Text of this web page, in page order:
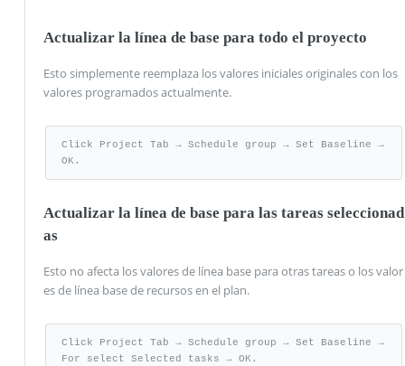
Actualizar la línea de base para todo el proyecto
Esto simplemente reemplaza los valores iniciales originales con los
valores programados actualmente.
Click Project Tab → Schedule group → Set Baseline →
OK.
Actualizar la línea de base para las tareas seleccionad
as
Esto no afecta los valores de línea base para otras tareas o los valor
es de línea base de recursos en el plan.
Click Project Tab → Schedule group → Set Baseline →
For select Selected tasks → OK.